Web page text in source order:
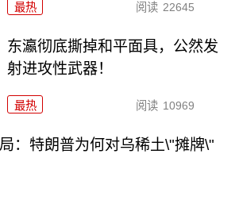
最热 阅读 22645
东瀛彻底撕掉和平面具，公然发
射进攻性武器！
最热 阅读 10969
：特朗普为何对乌稀土\"摊牌\"